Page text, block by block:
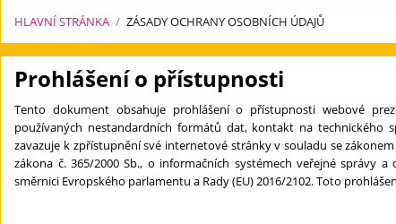
HLAVNÍ STRÁNKA / ZÁSADY OCHRANY OSOBNÍCH ÚDAJŮ
Zásady
ochrany
osobních
údajů
Prohlášení o přístupnosti
Tento dokument obsahuje prohlášení o přístupnosti webové
používaných nestandardních formátů dat, kontakt na technického
zavazuje k zpřístupnění své internetové stránky v souladu se
zákona č. 365/2000 Sb., o informačních systémech veřejné správy
směrnici Evropského parlamentu a Rady (EU) 2016/2102. Toto